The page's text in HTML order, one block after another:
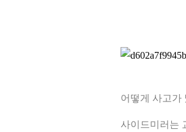
어떻게 사고가
사이드미러는